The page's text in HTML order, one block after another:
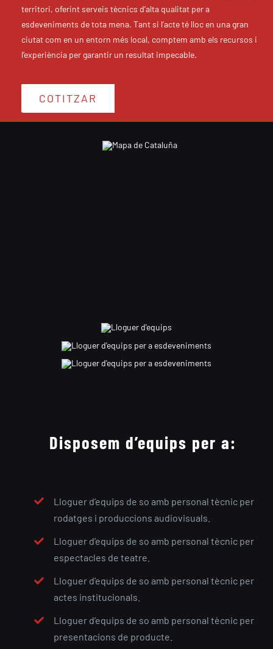
territori, oferint serveis tècnics d’alta qualitat per a
esdeveniments de tota mena. Tant si l’acte té lloc en una gran
ciutat com en un entorn més local, comptem amb els recursos i
l’experiència per garantir un resultat impecable.
COTITZAR
Disposem d’equips per a:
Lloguer d’equips de so amb personal tècnic per
rodatges i produccions audiovisuals.
Lloguer d’equips de so amb personal tècnic per
espectacles de teatre.
Lloguer d’equips de so amb personal tècnic per
actes institucionals.
Lloguer d’equips de so amb personal tècnic per
presentacions de producte.